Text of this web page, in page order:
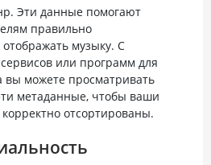
Эти данные помогают
правильно
музыку. С
или программ для
вы можете просматривать
метаданные, чтобы ваши
отсортированы.